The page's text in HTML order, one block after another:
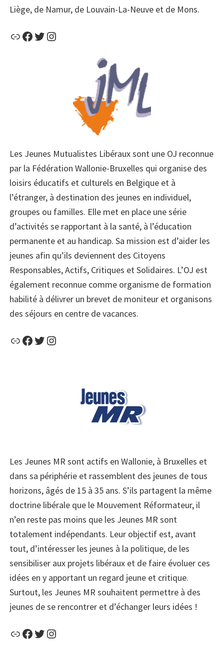
Liège, de Namur, de Louvain-La-Neuve et de Mons.
https://etudiantsliberaux.be/
Facebook
Twitter
Instagram
Les Jeunes Mutualistes Libéraux sont une OJ reconnue
par la Fédération Wallonie-Bruxelles qui organise des
loisirs éduca­tifs et culturels en Belgique et à
l’étranger, à destination des jeunes en individuel,
groupes ou familles. Elle met en place une série
d’activités se rapportant à la santé, à l’éducation
permanente et au handicap. Sa mission est d’aider les
jeunes afin qu’ils deviennent des Citoyens
Responsables, Actifs, Critiques et Solidaires. L’OJ est
également reconnue comme organisme de formation
habilité à délivrer un brevet de moniteur et organisons
des séjours en centre de vacances.
LienFacebook
Twitter
Instagram
Les Jeunes MR sont actifs en Wallonie, à Bruxelles et
dans sa périphérie et rassemblent des jeunes de tous
horizons, âgés de 15 à 35 ans. S’ils partagent la même
doctrine libérale que le Mouvement Réformateur, il
n’en reste pas moins que les Jeunes MR sont
totalement indépendants. Leur objec­tif est, avant
tout, d’intéresser les jeunes à la politique, de les
sensibiliser aux projets libéraux et de faire évoluer ces
idées en y apportant un regard jeune et critique.
Surtout, les Jeunes MR souhaitent permettre à des
jeunes de se rencontrer et d’échanger leurs idées !
LienFacebook
Twitter
Instagram